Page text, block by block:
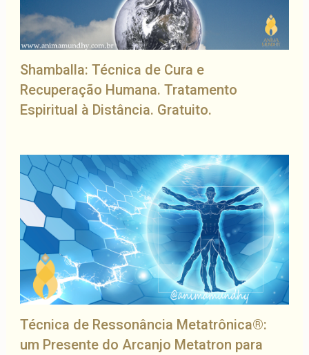
Shamballa: Técnica de Cura e
Recuperação Humana. Tratamento
Espiritual à Distância. Gratuito.
Técnica de Ressonância Metatrônica®:
um Presente do Arcanjo Metatron para